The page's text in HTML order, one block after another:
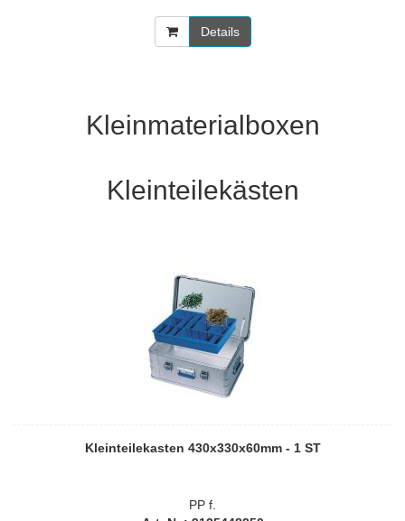
Details
Kleinmaterialboxen
Kleinteilekästen
Kleinteilekasten 430x330x60mm - 1 ST
PP f.